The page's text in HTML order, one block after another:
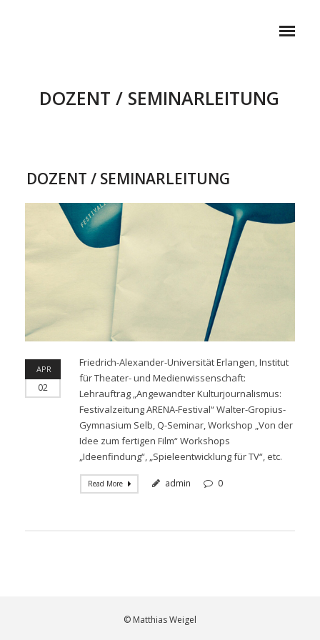
DOZENT / SEMINARLEITUNG
DOZENT / SEMINARLEITUNG
APR
02
Friedrich-Alexander-Universität Erlangen, Institut
für Theater- und Medienwissenschaft:
Lehrauftrag „Angewandter Kulturjournalismus:
Festivalzeitung ARENA-Festival“ Walter-Gropius-
Gymnasium Selb, Q-Seminar, Workshop „Von der
Idee zum fertigen Film“ Workshops
„Ideenfindung“, „Spieleentwicklung für TV“, etc.
Read More admin 0
© Matthias Weigel